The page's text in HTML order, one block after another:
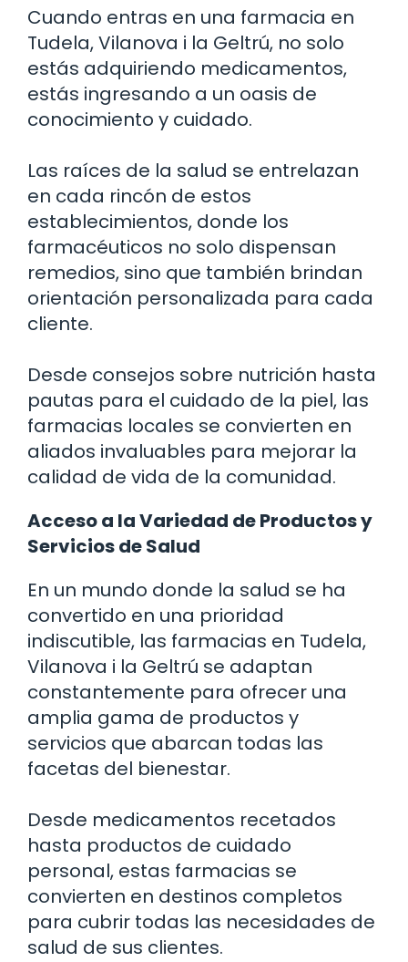
Cuando entras en una farmacia en
Tudela, Vilanova i la Geltrú, no solo
estás adquiriendo medicamentos,
estás ingresando a un oasis de
conocimiento y cuidado.
Las raíces de la salud se entrelazan
en cada rincón de estos
establecimientos, donde los
farmacéuticos no solo dispensan
remedios, sino que también brindan
orientación personalizada para cada
cliente.
Desde consejos sobre nutrición hasta
pautas para el cuidado de la piel, las
farmacias locales se convierten en
aliados invaluables para mejorar la
calidad de vida de la comunidad.
Acceso a la Variedad de Productos y
Servicios de Salud
En un mundo donde la salud se ha
convertido en una prioridad
indiscutible, las farmacias en Tudela,
Vilanova i la Geltrú se adaptan
constantemente para ofrecer una
amplia gama de productos y
servicios que abarcan todas las
facetas del bienestar.
Desde medicamentos recetados
hasta productos de cuidado
personal, estas farmacias se
convierten en destinos completos
para cubrir todas las necesidades de
salud de sus clientes.